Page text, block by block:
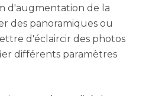
d'augmentation de la
des panoramiques ou
d'éclaircir des photos
différents paramètres